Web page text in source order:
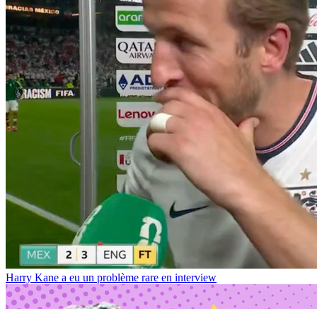
Harry Kane a eu un problème rare en interview